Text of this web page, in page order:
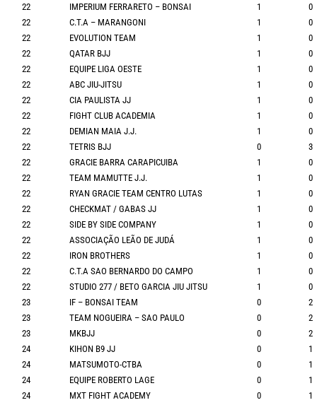
22
IMPERIUM FERRARETO – BONSAI 1
0
22
C.T.A – MARANGONI 1
0
22
EVOLUTION TEAM 1
0
22
QATAR BJJ 1
0
22
EQUIPE LIGA OESTE 1
0
22
ABC JIU-JITSU 1
0
22
CIA PAULISTA JJ 1
0
22
FIGHT CLUB ACADEMIA 1
0
22
DEMIAN MAIA J.J. 1
0
22
TETRIS BJJ 0
3
22
GRACIE BARRA CARAPICUIBA 1
0
22
TEAM MAMUTTE J.J. 1
0
22
RYAN GRACIE TEAM CENTRO LUTAS 1
0
22
CHECKMAT / GABAS JJ 1
0
22
SIDE BY SIDE COMPANY 1
0
22
ASSOCIAÇÃO LEÃO DE JUDÁ 1
0
22
IRON BROTHERS 1
0
22
C.T.A SAO BERNARDO DO CAMPO 1
0
22
STUDIO 277 / BETO GARCIA JIU JITSU 1
0
23
IF – BONSAI TEAM 0
2
23
TEAM NOGUEIRA – SAO PAULO 0
2
23
MKBJJ 0
2
24
KIHON B9 JJ 0
1
24
MATSUMOTO-CTBA 0
1
24
EQUIPE ROBERTO LAGE 0
1
24
MXT FIGHT ACADEMY 0
1